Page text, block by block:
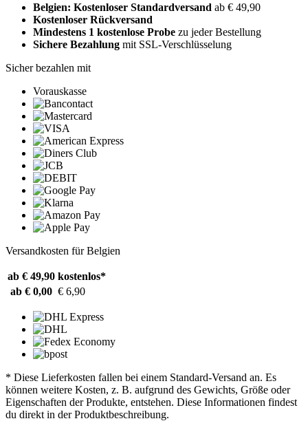
Belgien: Kostenloser Standardversand ab € 49,90
Kostenloser Rückversand
Mindestens 1 kostenlose Probe zu jeder Bestellung
Sichere Bezahlung mit SSL-Verschlüsselung
Sicher bezahlen mit
Vorauskasse
Versandkosten für Belgien
ab € 49,90 kostenlos*
ab € 0,00 € 6,90
* Diese Lieferkosten fallen bei einem Standard-Versand an. Es
können weitere Kosten, z. B. aufgrund des Gewichts, Größe oder
Eigenschaften der Produkte, entstehen. Diese Informationen findest
du direkt in der Produktbeschreibung.